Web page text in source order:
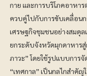
กาย และการบริโภคอาหา
ควบคู่ไปกับการขับเคลื่อน
เศรษฐกิจชุมชนอย่างสมดุล
ยกระดับจังหวัดมุกดาหารสู่
ภาวะ” โดยใช้รูปแบบการ
“เทศกาล” เป็นกลไกสำคัญ